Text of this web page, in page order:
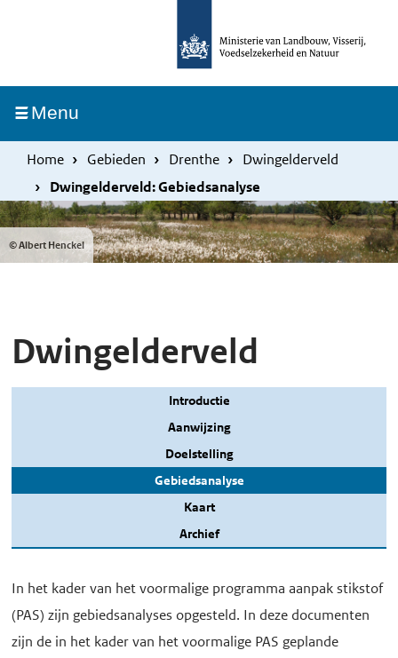
inhoud
gaan
MenuIngeklapt
Home Gebieden Drenthe
Dwingelderveld
Dwingelderveld: Gebiedsanalyse
© Albert Henckel
Dwingelderveld
Introductie
Aanwijzing
Doelstelling
Gebiedsanalyse
Kaart
Archief
In het kader van het voormalige programma aanpak stikstof
(PAS) zijn gebiedsanalyses opgesteld. In deze documenten
zijn de in het kader van het voormalige PAS geplande